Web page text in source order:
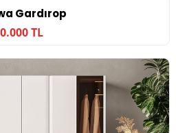
Gardırop
TL